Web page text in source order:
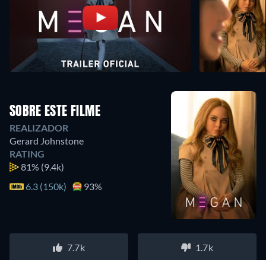
SOBRE ESTE FILME
REALIZADOR
Gerard Johnstone
RATING
81% (9.4k)
6.3 (150k)
93%
7.7k 1.7k